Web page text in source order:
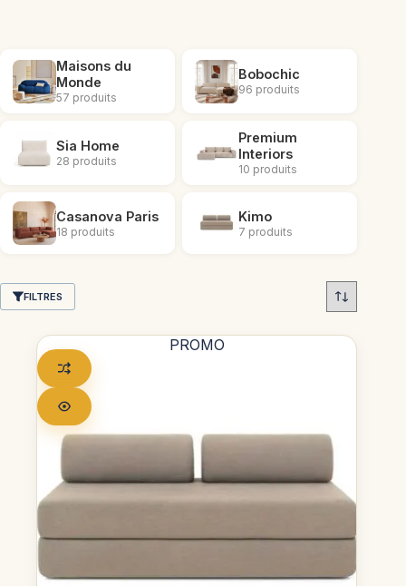
Maisons du
Monde
57 produits
Bobochic
96 produits
Sia Home
28 produits
Premium
Interiors
10 produits
Casanova Paris
18 produits
Kimo
7 produits
FILTRES
PROMO